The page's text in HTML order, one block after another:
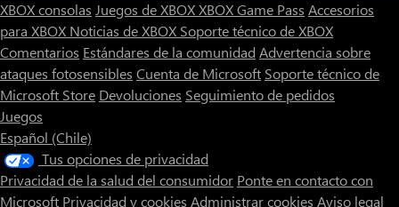
XBOX consolas Juegos de XBOXXBOX Game Pass Accesorios
para XBOX Noticias de XBOX Soporte técnico de XBOX
Comentarios Estándares de la comunidad Advertencia sobre
ataques fotosensibles Cuenta de Microsoft Soporte técnico de
Microsoft Store Devoluciones Seguimiento de pedidos
Juegos
Español (Chile)
Tus opciones de privacidad
Privacidad de la salud del consumidor Ponte en contacto con
Microsoft Privacidad y cookies Administrar cookies Aviso legal